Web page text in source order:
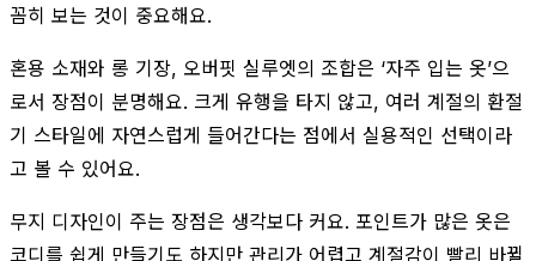
꼼히 보는 것이 중요해요.
혼용 소재와 롱 기장, 오버핏 실루엣의 조합은 ‘자주 입는 옷’으
로서 장점이 분명해요. 크게 유행을 타지 않고, 여러 계절의 환절
기 스타일에 자연스럽게 들어간다는 점에서 실용적인 선택이라
고 볼 수 있어요.
무지 디자인이 주는 장점은 생각보다 커요. 포인트가 많은 옷은
코디를 쉽게 만들기도 하지만 관리가 어렵고 계절감이 빨리 바뀔